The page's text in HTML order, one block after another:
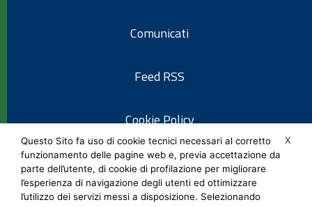
Comunicati
Feed RSS
Cookie Policy
Informativa privacy
X
Questo Sito fa uso di cookie tecnici necessari al corretto
funzionamento delle pagine web e, previa accettazione da
parte dell’utente, di cookie di profilazione per migliorare
l’esperienza di navigazione degli utenti ed ottimizzare
l’utilizzo dei servizi messi a disposizione. Selezionando